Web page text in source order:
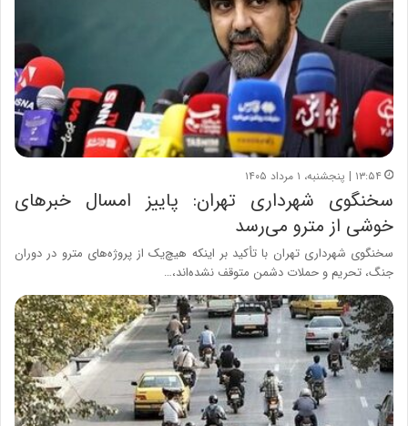
۱۳:۵۴ | پنجشنبه، ۱ مرداد ۱۴۰۵
سخنگوی شهرداری تهران: پاییز امسال خبرهای
خوشی از مترو می‌رسد
سخنگوی شهرداری تهران با تأکید بر اینکه هیچ‌یک از پروژه‌های مترو در دوران
جنگ، تحریم و حملات دشمن متوقف نشده‌اند،…